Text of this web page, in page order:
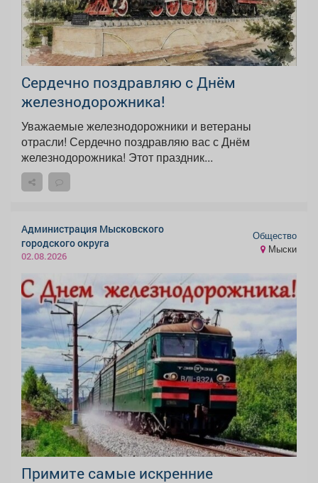
Сердечно поздравляю с Днём
железнодорожника!
Уважаемые железнодорожники и ветераны
отрасли! Сердечно поздравляю вас с Днём
железнодорожника! Этот праздник...
Администрация Мысковского
городского округа
02.08.2026
Общество
Мыски
Примите самые искренние